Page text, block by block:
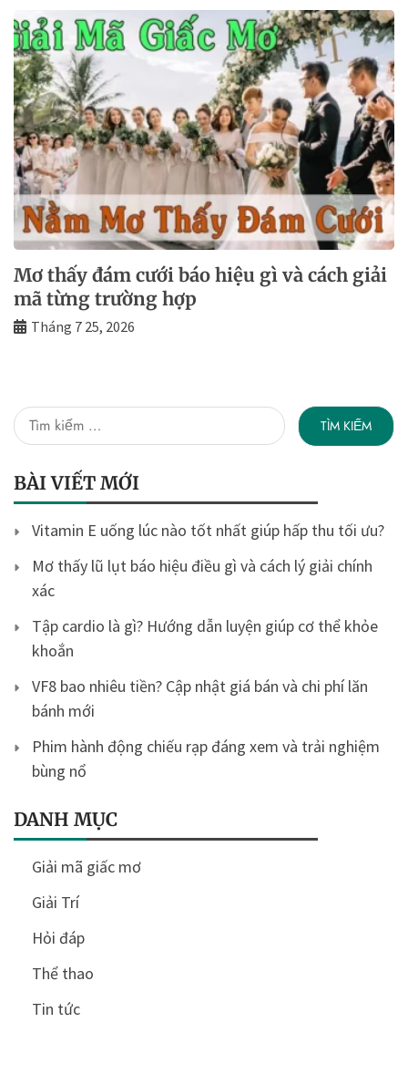
Mơ thấy đám cưới báo hiệu gì và cách giải
mã từng trường hợp
Tháng 7 25, 2026
Tìm
kiếm
BÀI VIẾT MỚI
Vitamin E uống lúc nào tốt nhất giúp hấp thu tối ưu?
Mơ thấy lũ lụt báo hiệu điều gì và cách lý giải chính
xác
Tập cardio là gì? Hướng dẫn luyện giúp cơ thể khỏe
khoắn
VF8 bao nhiêu tiền? Cập nhật giá bán và chi phí lăn
bánh mới
Phim hành động chiếu rạp đáng xem và trải nghiệm
bùng nổ
DANH MỤC
Giải mã giấc mơ
Giải Trí
Hỏi đáp
Thể thao
Tin tức